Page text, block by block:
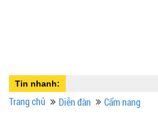
Tin nhanh:
Trang chủ Diễn đàn Cẩm nang